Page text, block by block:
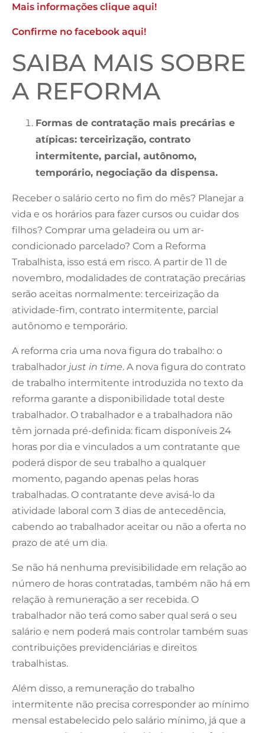
Mais informações clique aqui!
Confirme no facebook aqui!
SAIBA MAIS SOBRE
A REFORMA
Formas de contratação mais precárias e
atípicas: terceirização, contrato
intermitente, parcial, autônomo,
temporário, negociação da dispensa.
Receber o salário certo no fim do mês? Planejar a
vida e os horários para fazer cursos ou cuidar dos
filhos? Comprar uma geladeira ou um ar-
condicionado parcelado? Com a Reforma
Trabalhista, isso está em risco. A partir de 11 de
novembro, modalidades de contratação precárias
serão aceitas normalmente: terceirização da
atividade-fim, contrato intermitente, parcial
autônomo e temporário.
A reforma cria uma nova figura do trabalho: o
trabalhador just in time. A nova figura do contrato
de trabalho intermitente introduzida no texto da
reforma garante a disponibilidade total deste
trabalhador. O trabalhador e a trabalhadora não
têm jornada pré-definida: ficam disponíveis 24
horas por dia e vinculados a um contratante que
poderá dispor de seu trabalho a qualquer
momento, pagando apenas pelas horas
trabalhadas. O contratante deve avisá-lo da
atividade laboral com 3 dias de antecedência,
cabendo ao trabalhador aceitar ou não a oferta no
prazo de até um dia.
Se não há nenhuma previsibilidade em relação ao
número de horas contratadas, também não há em
relação à remuneração a ser recebida. O
trabalhador não terá como saber qual será o seu
salário e nem poderá mais controlar também suas
contribuições previdenciárias e direitos
trabalhistas.
Além disso, a remuneração do trabalho
intermitente não precisa corresponder ao mínimo
mensal estabelecido pelo salário mínimo, já que a